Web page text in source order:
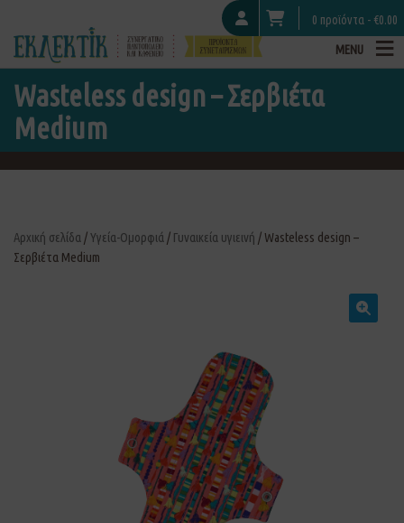
0 προϊόντα - €0.00
MENU
Wasteless design – Σερβιέτα
Medium
Αρχική σελίδα /Υγεία-Ομορφιά / Γυναικεία υγιεινή / Wasteless design –
Σερβιέτα Medium